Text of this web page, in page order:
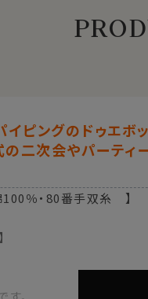
イピングのドゥエボ
二次会やパーティー
％・80番手双糸 】